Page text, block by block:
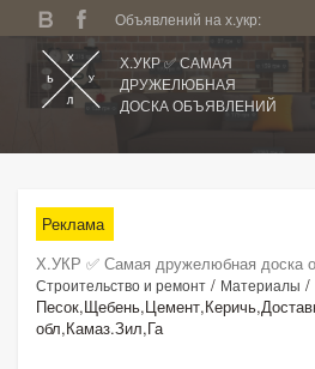
Объявлений на х.укр:
Х.УКР ✅ САМАЯ
ДРУЖЕЛЮБНАЯ
ДОСКА ОБЪЯВЛЕНИЙ
Все регионы
Категории
Избранное
Личный кабинет
Реклама
Х.УКР ✅ Самая дружелюбная доска
Строительство и ремонт / Материалы /
обл,Камаз.Зил,Га